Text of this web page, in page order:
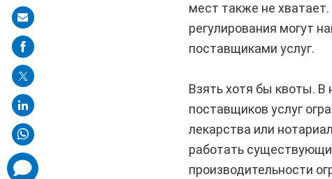
мест также не
регулирования могут
поставщиками услуг.
Взять хотя бы квоты. В
поставщиков услуг
лекарства или
работать
производительности
Share
on
mail
comments
added